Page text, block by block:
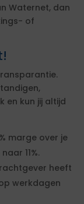
Waternet, dan
of
en kun jij altijd
marge over je
11%.
heeft
werkdagen